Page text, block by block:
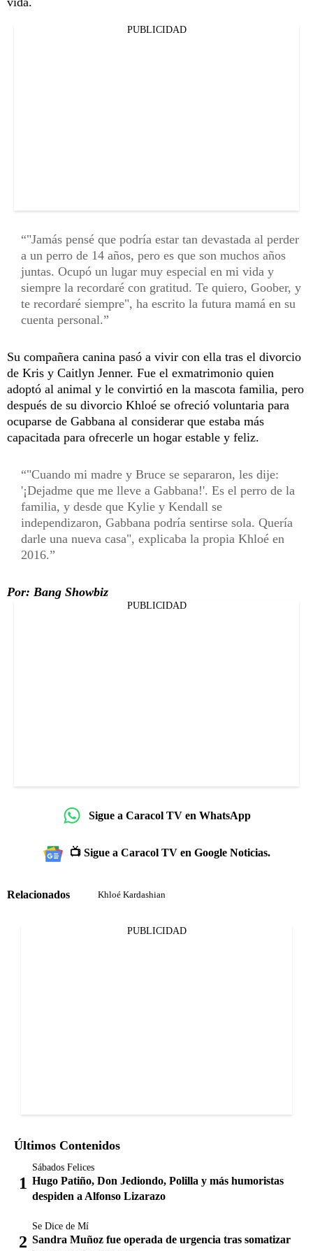
PUBLICIDAD
"Jamás pensé que podría estar tan devastada al perder
a un perro de 14 años, pero es que son muchos años
juntas. Ocupó un lugar muy especial en mi vida y
siempre la recordaré con gratitud. Te quiero, Goober, y
te recordaré siempre", ha escrito la futura mamá en su
cuenta personal.
Su compañera canina pasó a vivir con ella tras el divorcio
de Kris y Caitlyn Jenner. Fue el exmatrimonio quien
adoptó al animal y le convirtió en la mascota familia, pero
después de su divorcio Khloé se ofreció voluntaria para
ocuparse de Gabbana al considerar que estaba más
capacitada para ofrecerle un hogar estable y feliz.
"Cuando mi madre y Bruce se separaron, les dije:
'¡Dejadme que me lleve a Gabbana!'. Es el perro de la
familia, y desde que Kylie y Kendall se
independizaron, Gabbana podría sentirse sola. Quería
darle una nueva casa", explicaba la propia Khloé en
2016.
Por: Bang Showbiz
PUBLICIDAD
Sigue a Caracol TV en WhatsApp
📺 Sigue a Caracol TV en Google Noticias.
Relacionados Khloé Kardashian
PUBLICIDAD
Últimos Contenidos
Sábados Felices
Hugo Patiño, Don Jediondo, Polilla y más humoristas
despiden a Alfonso Lizarazo
Se Dice de Mí
Sandra Muñoz fue operada de urgencia tras somatizar